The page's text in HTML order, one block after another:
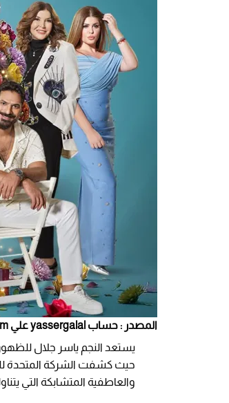
المصدر : حساب yassergalal علي instagram
يستعد النجم ياسر جلال
حيث كشفت الشركة المتحدة
والعاطفية المتشابكة التي